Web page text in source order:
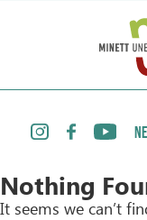
Nothing
It seems we can’t